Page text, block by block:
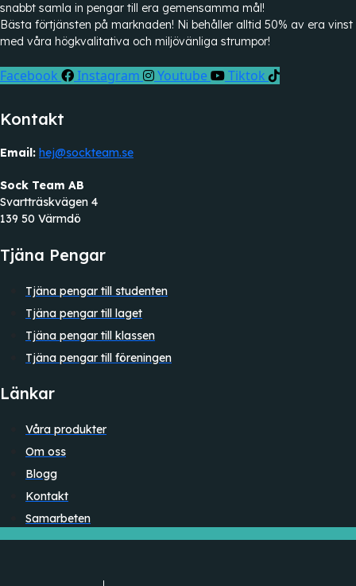
snabbt samla in pengar till era gemensamma mål!
Bästa förtjänsten på marknaden! Ni behåller alltid 50% av era vinst
med våra högkvalitativa och miljövänliga strumpor!
Facebook Instagram Youtube Tiktok
Kontakt
Email: hej@sockteam.se
Sock Team AB
Svartträskvägen 4
139 50 Värmdö
Tjäna Pengar
Tjäna pengar till studenten
Tjäna pengar till laget
Tjäna pengar till klassen
Tjäna pengar till föreningen
Länkar
Våra produkter
Om oss
Blogg
Kontakt
Samarbeten